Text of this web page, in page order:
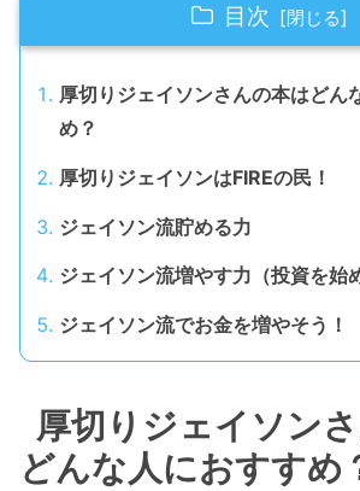
目次
厚切りジェイソンさんの本はどん
め？
厚切りジェイソンはFIREの民！
ジェイソン流貯める力
ジェイソン流増やす力（投資を始
ジェイソン流でお金を増やそう！
厚切りジェイソン
どんな人におすすめ